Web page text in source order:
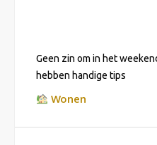
Geen zin om in het
hebben handige tips
Wonen